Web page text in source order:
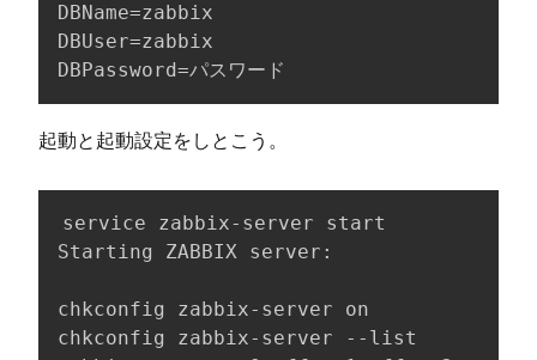
DBName=zabbix
DBUser=zabbix
DBPassword=パスワード
起動と起動設定をしとこう。
service zabbix-server start
Starting ZABBIX server:
chkconfig zabbix-server on
chkconfig zabbix-server --list